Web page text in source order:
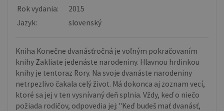
Rok vydania:
2015
Jazyk:
slovenský
Kniha Konečne dvanásťročná je voľným pokračovaním
knihy Zakliate jedenáste narodeniny. Hlavnou hrdinkou
knihy je tentoraz Rory. Na svoje dvanáste narodeniny
netrpezlivo čakala celý život. Má dokonca aj zoznam vecí,
ktoré sa jej v ten vysnívaný deň splnia. Vždy, keď o niečo
požiada rodičov, odpovedia jej: "Keď budeš mať dvanásť,